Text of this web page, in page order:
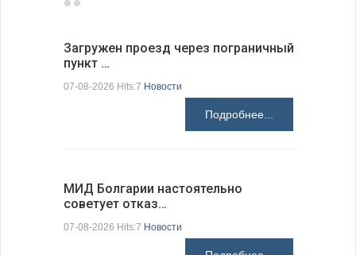
Загружен проезд через пограничный
пункт …
07-08-2026 Hits:7 Новости
Подробнее...
МИД Болгарии настоятельно
советует отказ…
07-08-2026 Hits:7 Новости